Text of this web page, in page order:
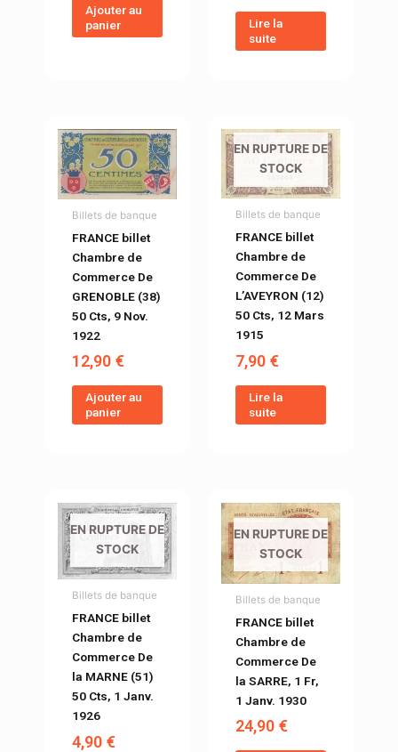
Ajouter au
panier
Lire la
suite
Billets de banque
FRANCE billet
Chambre de
Commerce De
GRENOBLE (38)
50 Cts, 9 Nov.
1922
12,90€
Ajouter au
panier
EN RUPTURE DE
STOCK
Billets de banque
FRANCE billet
Chambre de
Commerce De
L’AVEYRON (12)
50 Cts, 12 Mars
1915
7,90€
Lire la
suite
EN RUPTURE DE
STOCK
Billets de banque
FRANCE billet
Chambre de
Commerce De
la MARNE (51)
50 Cts, 1 Janv.
1926
4,90€
EN RUPTURE DE
STOCK
Billets de banque
FRANCE billet
Chambre de
Commerce De
la SARRE, 1 Fr,
1 Janv. 1930
24,90€